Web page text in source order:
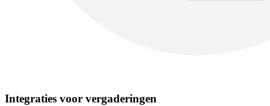
Integraties voor vergaderingen